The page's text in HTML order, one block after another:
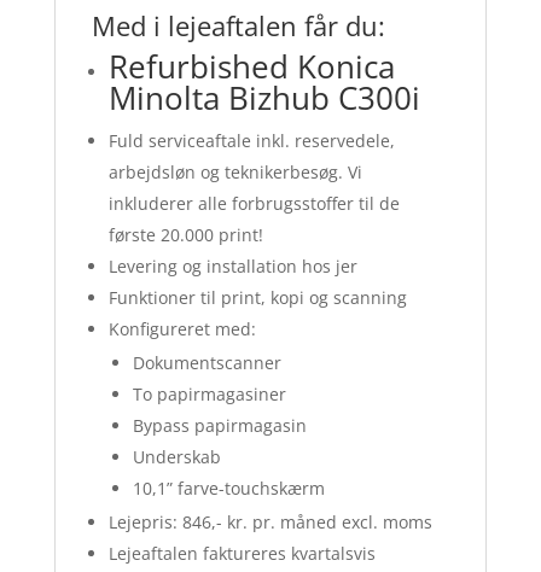
Med i lejeaftalen får du:
Refurbished Konica
Minolta Bizhub C300i
Fuld serviceaftale inkl. reservedele,
arbejdsløn og teknikerbesøg. Vi
inkluderer alle forbrugsstoffer til de
første 20.000 print!
Levering og installation hos jer
Funktioner til print, kopi og scanning
Konfigureret med:
Dokumentscanner
To papirmagasiner
Bypass papirmagasin
Underskab
10,1” farve-touchskærm
Lejepris: 846,- kr. pr. måned excl. moms
Lejeaftalen faktureres kvartalsvis